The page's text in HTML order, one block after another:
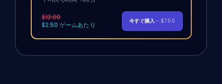
$12.00
$2.50 ゲームあたり
今すぐ購入- $7.50